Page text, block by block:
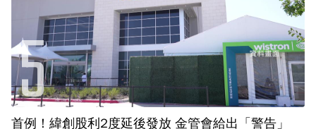
首例！緯創股利2度延後發放 金管會給出「警告」